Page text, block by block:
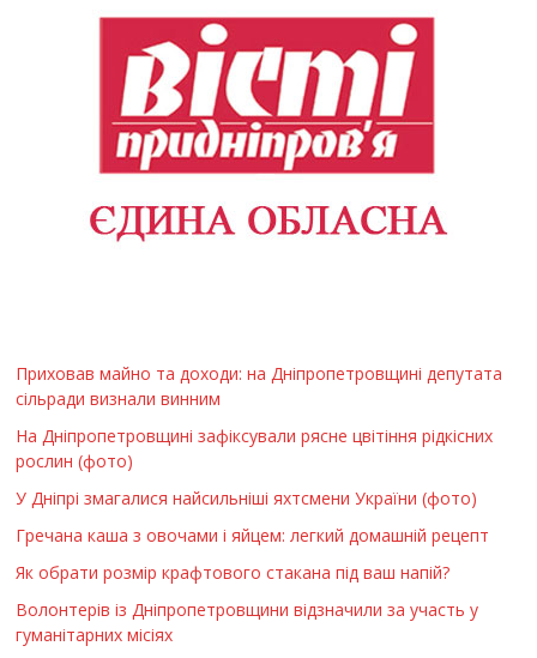
Приховав майно та доходи: на Дніпропетровщині депутата
сільради визнали винним
На Дніпропетровщині зафіксували рясне цвітіння рідкісних
рослин (фото)
У Дніпрі змагалися найсильніші яхтсмени України (фото)
Гречана каша з овочами і яйцем: легкий домашній рецепт
Як обрати розмір крафтового стакана під ваш напій?
Волонтерів із Дніпропетровщини відзначили за участь у
гуманітарних місіях